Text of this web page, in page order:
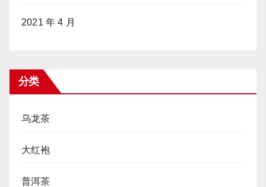
2021 年 4 月
分类
乌龙茶
大红袍
普洱茶